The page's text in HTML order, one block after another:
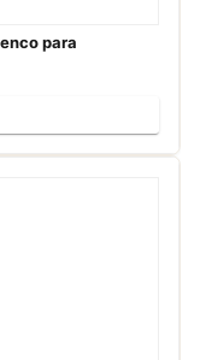
para